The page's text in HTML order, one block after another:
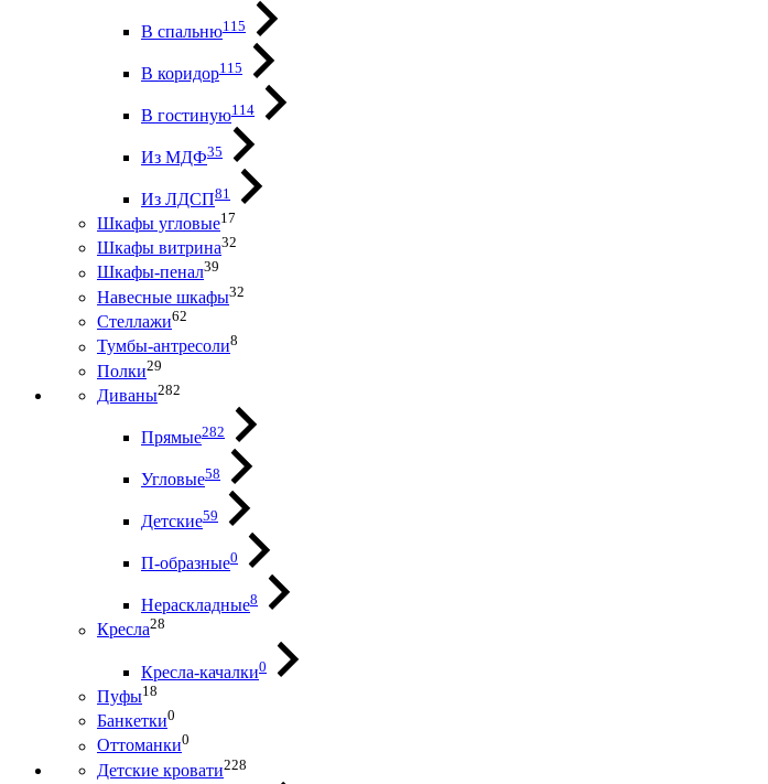
В спальню115
В коридор115
В гостиную114
Из МДФ35
Из ЛДСП81
Шкафы угловые17
Шкафы витрина32
Шкафы-пенал39
Навесные шкафы32
Стеллажи62
Тумбы-антресоли8
Полки29
Диваны282
Прямые282
Угловые58
Детские59
П-образные0
Нераскладные8
Кресла28
Кресла-качалки0
Пуфы18
Банкетки0
Оттоманки0
Детские кровати228